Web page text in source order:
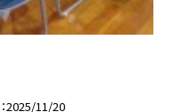
2025/11/20